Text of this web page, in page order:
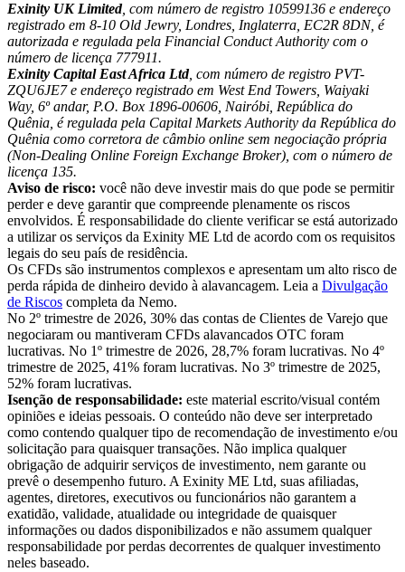
Exinity UK Limited, com número de registro 10599136 e endereço
registrado em 8-10 Old Jewry, Londres, Inglaterra, EC2R 8DN, é
autorizada e regulada pela Financial Conduct Authority com o
número de licença 777911.
Exinity Capital East Africa Ltd, com número de registro PVT-
ZQU6JE7 e endereço registrado em West End Towers, Waiyaki
Way, 6º andar, P.O. Box 1896-00606, Nairóbi, República do
Quênia, é regulada pela Capital Markets Authority da República do
Quênia como corretora de câmbio online sem negociação própria
(Non-Dealing Online Foreign Exchange Broker), com o número de
licença 135.
Aviso de risco: você não deve investir mais do que pode se permitir
perder e deve garantir que compreende plenamente os riscos
envolvidos. É responsabilidade do cliente verificar se está autorizado
a utilizar os serviços da Exinity ME Ltd de acordo com os requisitos
legais do seu país de residência.
Os CFDs são instrumentos complexos e apresentam um alto risco de
perda rápida de dinheiro devido à alavancagem. Leia a Divulgação
de Riscos completa da Nemo.
No 2º trimestre de 2026, 30% das contas de Clientes de Varejo que
negociaram ou mantiveram CFDs alavancados OTC foram
lucrativas. No 1º trimestre de 2026, 28,7% foram lucrativas. No 4º
trimestre de 2025, 41% foram lucrativas. No 3º trimestre de 2025,
52% foram lucrativas.
Isenção de responsabilidade: este material escrito/visual contém
opiniões e ideias pessoais. O conteúdo não deve ser interpretado
como contendo qualquer tipo de recomendação de investimento e/ou
solicitação para quaisquer transações. Não implica qualquer
obrigação de adquirir serviços de investimento, nem garante ou
prevê o desempenho futuro. A Exinity ME Ltd, suas afiliadas,
agentes, diretores, executivos ou funcionários não garantem a
exatidão, validade, atualidade ou integridade de quaisquer
informações ou dados disponibilizados e não assumem qualquer
responsabilidade por perdas decorrentes de qualquer investimento
neles baseado.